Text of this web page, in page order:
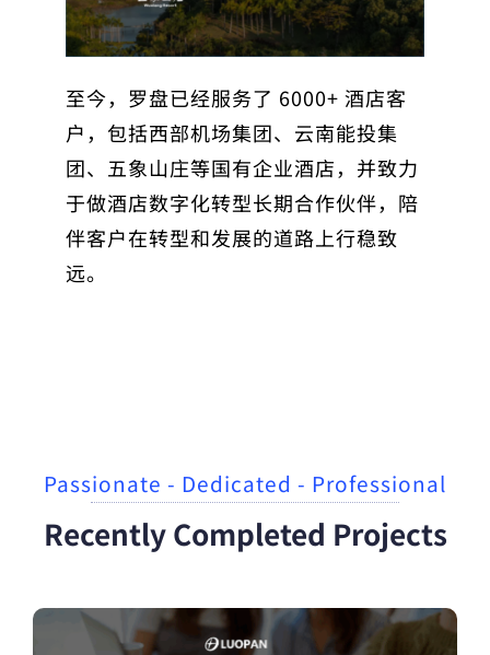
至今，罗盘已经服务了 6000+ 酒店客
户，包括西部机场集团、云南能投集
团、五象山庄等国有企业酒店，并致力
于做酒店数字化转型长期合作伙伴，陪
伴客户在转型和发展的道路上行稳致
远。
Passionate - Dedicated - Professional
Recently Completed Projects